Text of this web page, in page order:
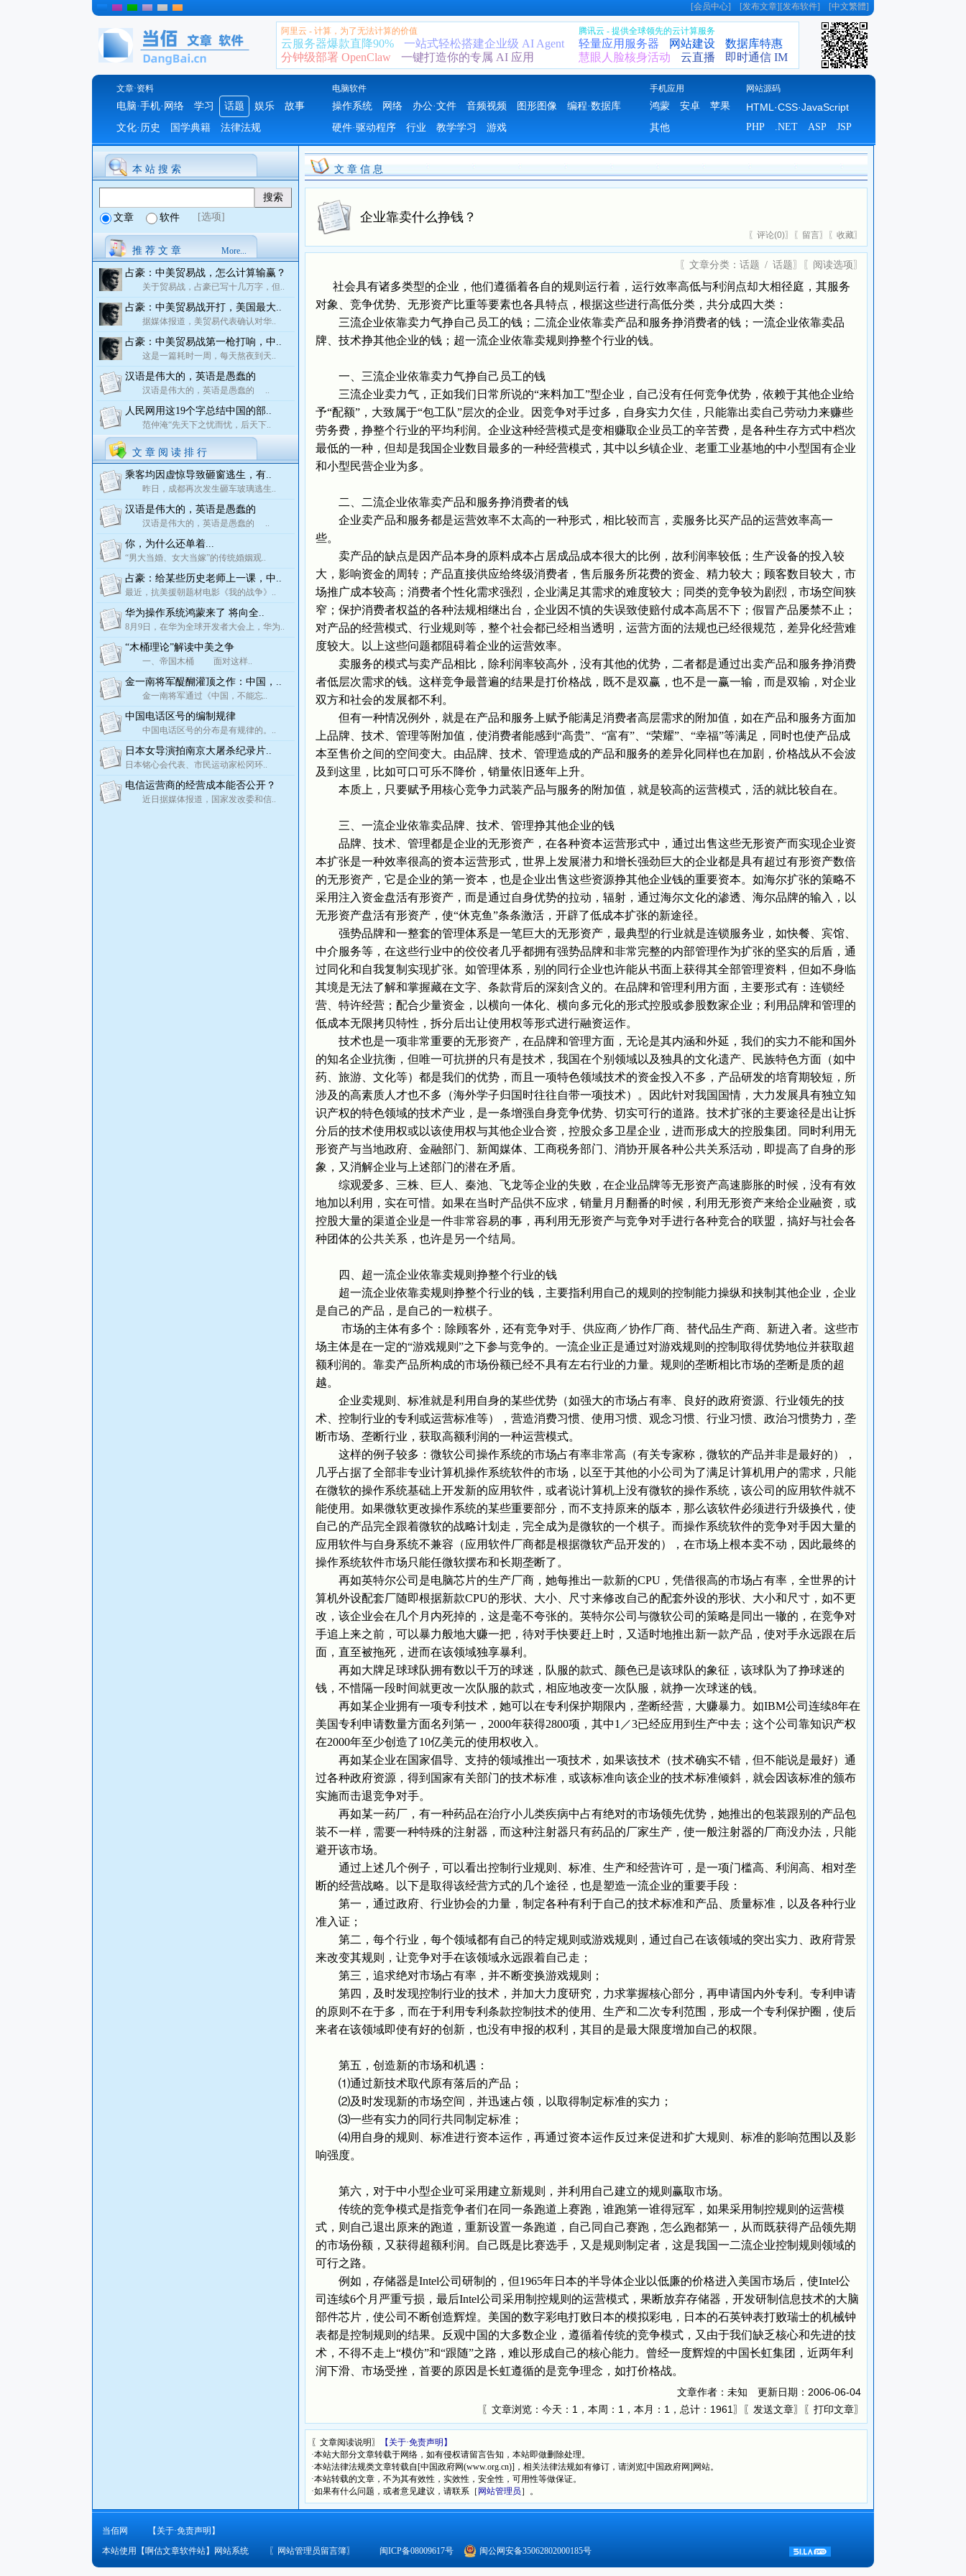
[会员中心] [发布文章][发布软件] [中文繁體]
阿里云 - 计算，为了无法计算的价值
云服务器爆款直降90%
一站式轻松搭建企业级 AI Agent
分钟级部署 OpenClaw
一键打造你的专属 AI 应用
腾讯云 - 提供全球领先的云计算服务
轻量应用服务器 网站建设
数据库特惠
慧眼人脸核身活动
云直播 即时通信 IM
文章·资料 电脑软件 手机应用 网站源码
电脑·手机·网络 学习 话题 娱乐
故事
文化·历史
国学典籍 法律法规
操作系统 网络 办公·文件 音频视频 图形图像
编程·数据库
硬件·驱动程序
行业 教学学习 游戏
鸿蒙 安卓
苹果
其他
HTML·CSS·JavaScript
PHP .NET ASP JSP
本 站 搜 索
文章 软件 [选项]
推 荐 文 章 More...
占豪：中美贸易战，怎么计算输赢？
关于贸易战，占豪已写十几万字，但..
占豪：中美贸易战开打，美国最大..
据媒体报道，美贸易代表确认对华..
占豪：中美贸易战第一枪打响，中..
这是一篇耗时一周，每天熬夜到天..
汉语是伟大的，英语是愚蠢的
汉语是伟大的，英语是愚蠢的 ..
人民网用这19个字总结中国的部..
范仲淹“先天下之忧而忧，后天下..
文 章 阅 读 排 行
乘客均因虚惊导致砸窗逃生，有..
昨日，成都再次发生砸车玻璃逃生..
汉语是伟大的，英语是愚蠢的
汉语是伟大的，英语是愚蠢的 ..
你，为什么还单着...
“男大当婚、女大当嫁”的传统婚姻观..
占豪：给某些历史老师上一课，中..
最近，抗美援朝题材电影《我的战争》..
华为操作系统鸿蒙来了 将向全..
8月9日，在华为全球开发者大会上，华为..
“木桶理论”解读中美之争
一、帝国木桶 面对这样..
金一南将军醍醐灌顶之作：中国，..
金一南将军通过《中国，不能忘..
中国电话区号的编制规律
中国电话区号的分布是有规律的。..
日本女导演拍南京大屠杀纪录片..
日本铭心会代表、市民运动家松冈环..
电信运营商的经营成本能否公开？
近日据媒体报道，国家发改委和信..
文 章 信 息
企业靠卖什么挣钱？
〖 评论(0)〗〖 留言〗〖 收藏〗
〖文章分类： 话题 / 话题〗〖 阅读选项〗
社会具有诸多类型的企业，他们遵循着各自的规则运行着，运行效率高低与利润点却大相径庭，其服务
对象、竞争优势、无形资产比重等要素也各具特点，根据这些进行高低分类，共分成四大类：
三流企业依靠卖力气挣自己员工的钱；二流企业依靠卖产品和服务挣消费者的钱；一流企业依靠卖品
牌、技术挣其他企业的钱；超一流企业依靠卖规则挣整个行业的钱。
一、三流企业依靠卖力气挣自己员工的钱
三流企业卖力气，正如我们日常所说的“来料加工”型企业，自己没有任何竞争优势，依赖于其他企业给
予“配额”，大致属于“包工队”层次的企业。因竞争对手过多，自身实力欠佳，只能靠出卖自己劳动力来赚些
劳务费，挣整个行业的平均利润。企业这种经营模式是变相赚取企业员工的辛苦费，是各种生存方式中档次
最低的一种，但却是我国企业数目最多的一种经营模式，其中以乡镇企业、老重工业基地的中小型国有企业
和小型民营企业为多。
二、二流企业依靠卖产品和服务挣消费者的钱
企业卖产品和服务都是运营效率不太高的一种形式，相比较而言，卖服务比买产品的运营效率高一
些。
卖产品的缺点是因产品本身的原料成本占居成品成本很大的比例，故利润率较低；生产设备的投入较
大，影响资金的周转；产品直接供应给终级消费者，售后服务所花费的资金、精力较大；顾客数目较大，市
场推广成本较高；消费者个性化需求强烈，企业满足其需求的难度较大；同类的竞争较为剧烈，市场空间狭
窄；保护消费者权益的各种法规相继出台，企业因不慎的失误致使赔付成本高居不下；假冒产品屡禁不止；
对产品的经营模式、行业规则等，整个社会都已经相当透明，运营方面的法规也已经很规范，差异化经营难
度较大。以上这些问题都阻碍着企业的运营效率。
卖服务的模式与卖产品相比，除利润率较高外，没有其他的优势，二者都是通过出卖产品和服务挣消费
者低层次需求的钱。这样竞争最普遍的结果是打价格战，既不是双赢，也不是一赢一输，而是双输，对企业
双方和社会的发展都不利。
但有一种情况例外，就是在产品和服务上赋予能满足消费者高层需求的附加值，如在产品和服务方面加
上品牌、技术、管理等附加值，使消费者能感到“高贵”、“富有”、“荣耀”、“幸福”等满足，同时也使产品成
本至售价之间的空间变大。由品牌、技术、管理造成的产品和服务的差异化同样也在加剧，价格战从不会波
及到这里，比如可口可乐不降价，销量依旧逐年上升。
本质上，只要赋予用核心竞争力武装产品与服务的附加值，就是较高的运营模式，活的就比较自在。
三、一流企业依靠卖品牌、技术、管理挣其他企业的钱
品牌、技术、管理都是企业的无形资产，在各种资本运营形式中，通过出售这些无形资产而实现企业资
本扩张是一种效率很高的资本运营形式，世界上发展潜力和增长强劲巨大的企业都是具有超过有形资产数倍
的无形资产，它是企业的第一资本，也是企业出售这些资源挣其他企业钱的重要资本。如海尔扩张的策略不
采用注入资金盘活有形资产，而是通过自身优势的拉动，辐射，通过海尔文化的渗透、海尔品牌的输入，以
无形资产盘活有形资产，使“休克鱼”条条激活，开辟了低成本扩张的新途径。
强势品牌和一整套的管理体系是一笔巨大的无形资产，最典型的行业就是连锁服务业，如快餐、宾馆、
中介服务等，在这些行业中的佼佼者几乎都拥有强势品牌和非常完整的内部管理作为扩张的坚实的后盾，通
过同化和自我复制实现扩张。如管理体系，别的同行企业也许能从书面上获得其全部管理资料，但如不身临
其境是无法了解和掌握藏在文字、条款背后的深刻含义的。在品牌和管理利用方面，主要形式有：连锁经
营、特许经营；配合少量资金，以横向一体化、横向多元化的形式控股或参股数家企业；利用品牌和管理的
低成本无限拷贝特性，拆分后出让使用权等形式进行融资运作。
技术也是一项非常重要的无形资产，在品牌和管理方面，无论是其内涵和外延，我们的实力不能和国外
的知名企业抗衡，但唯一可抗拼的只有是技术，我国在个别领域以及独具的文化遗产、民族特色方面（如中
药、旅游、文化等）都是我们的优势，而且一项特色领域技术的资金投入不多，产品研发的培育期较短，所
涉及的高素质人才也不多（海外学子归国时往往自带一项技术）。因此针对我国国情，大力发展具有独立知
识产权的特色领域的技术产业，是一条增强自身竞争优势、切实可行的道路。技术扩张的主要途径是出让拆
分后的技术使用权或以该使用权与其他企业合资，控股众多卫星企业，进而形成大的控股集团。同时利用无
形资产与当地政府、金融部门、新闻媒体、工商税务部门、消协开展各种公共关系活动，即提高了自身的形
象，又消解企业与上述部门的潜在矛盾。
综观爱多、三株、巨人、秦池、飞龙等企业的失败，在企业品牌等无形资产高速膨胀的时候，没有有效
地加以利用，实在可惜。如果在当时产品供不应求，销量月月翻番的时候，利用无形资产来给企业融资，或
控股大量的渠道企业是一件非常容易的事，再利用无形资产与竞争对手进行各种竞合的联盟，搞好与社会各
种团体的公共关系，也许是另一个结局。
四、超一流企业依靠卖规则挣整个行业的钱
超一流企业依靠卖规则挣整个行业的钱，主要指利用自己的规则的控制能力操纵和挟制其他企业，企业
是自己的产品，是自己的一粒棋子。
市场的主体有多个：除顾客外，还有竞争对手、供应商／协作厂商、替代品生产商、新进入者。这些市
场主体是在一定的“游戏规则”之下参与竞争的。一流企业正是通过对游戏规则的控制取得优势地位并获取超
额利润的。靠卖产品所构成的市场份额已经不具有左右行业的力量。规则的垄断相比市场的垄断是质的超
越。
企业卖规则、标准就是利用自身的某些优势（如强大的市场占有率、良好的政府资源、行业领先的技
术、控制行业的专利或运营标准等），营造消费习惯、使用习惯、观念习惯、行业习惯、政治习惯势力，垄
断市场、垄断行业，获取高额利润的一种运营模式。
这样的例子较多：微软公司操作系统的市场占有率非常高（有关专家称，微软的产品并非是最好的），
几乎占据了全部非专业计算机操作系统软件的市场，以至于其他的小公司为了满足计算机用户的需求，只能
在微软的操作系统基础上开发新的应用软件，或者说计算机上没有微软的操作系统，该公司的应用软件就不
能使用。如果微软更改操作系统的某些重要部分，而不支持原来的版本，那么该软件必须进行升级换代，使
自己的产品完全跟着微软的战略计划走，完全成为是微软的一个棋子。而操作系统软件的竞争对手因大量的
应用软件与自身系统不兼容（应用软件厂商都是根据微软产品开发的），在市场上根本卖不动，因此最终的
操作系统软件市场只能任微软摆布和长期垄断了。
再如英特尔公司是电脑芯片的生产厂商，她每推出一款新的CPU，凭借很高的市场占有率，全世界的计
算机外设配套厂随即根据新款CPU的形状、大小、尺寸来修改自己的配套外设的形状、大小和尺寸，如不更
改，该企业会在几个月内死掉的，这是毫不夸张的。英特尔公司与微软公司的策略是同出一辙的，在竞争对
手追上来之前，可以暴力般地大赚一把，待对手快要赶上时，又适时地推出新一款产品，使对手永远跟在后
面，直至被拖死，进而在该领域独享暴利。
再如大牌足球球队拥有数以千万的球迷，队服的款式、颜色已是该球队的象征，该球队为了挣球迷的
钱，不惜隔一段时间就更改一次队服的款式，相应地改变一次队服，就挣一次球迷的钱。
再如某企业拥有一项专利技术，她可以在专利保护期限内，垄断经营，大赚暴力。如IBM公司连续8年在
美国专利申请数量方面名列第一，2000年获得2800项，其中1／3已经应用到生产中去；这个公司靠知识产权
在2000年至少创造了10亿美元的使用权收入。
再如某企业在国家倡导、支持的领域推出一项技术，如果该技术（技术确实不错，但不能说是最好）通
过各种政府资源，得到国家有关部门的技术标准，或该标准向该企业的技术标准倾斜，就会因该标准的颁布
实施而击退竞争对手。
再如某一药厂，有一种药品在治疗小儿类疾病中占有绝对的市场领先优势，她推出的包装跟别的产品包
装不一样，需要一种特殊的注射器，而这种注射器只有药品的厂家生产，使一般注射器的厂商没办法，只能
避开该市场。
通过上述几个例子，可以看出控制行业规则、标准、生产和经营许可，是一项门槛高、利润高、相对垄
断的经营战略。以下是取得该经营方式的几个途径，也是塑造一流企业的重要手段：
第一，通过政府、行业协会的力量，制定各种有利于自己的技术标准和产品、质量标准，以及各种行业
准入证；
第二，每个行业，每个领域都有自己的特定规则或游戏规则，通过自己在该领域的突出实力、政府背景
来改变其规则，让竞争对手在该领域永远跟着自己走；
第三，追求绝对市场占有率，并不断变换游戏规则；
第四，及时发现控制行业的技术，并加大力度研究，力求掌握核心部分，再申请国内外专利。专利申请
的原则不在于多，而在于利用专利条款控制技术的使用、生产和二次专利范围，形成一个专利保护圈，使后
来者在该领域即使有好的创新，也没有申报的权利，其目的是最大限度增加自己的权限。
第五，创造新的市场和机遇：
⑴通过新技术取代原有落后的产品；
⑵及时发现新的市场空间，并迅速占领，以取得制定标准的实力；
⑶一些有实力的同行共同制定标准；
⑷用自身的规则、标准进行资本运作，再通过资本运作反过来促进和扩大规则、标准的影响范围以及影
响强度。
第六，对于中小型企业可采用建立新规则，并利用自己建立的规则赢取市场。
传统的竞争模式是指竞争者们在同一条跑道上赛跑，谁跑第一谁得冠军，如果采用制控规则的运营模
式，则自己退出原来的跑道，重新设置一条跑道，自己同自己赛跑，怎么跑都第一，从而既获得产品领先期
的市场份额，又获得超额利润。自己既是比赛选手，又是规则制定者，这是我国一二流企业控制规则领域的
可行之路。
例如，存储器是Intel公司研制的，但1965年日本的半导体企业以低廉的价格进入美国市场后，使Intel公
司连续6个月严重亏损，最后Intel公司采用制控规则的运营模式，果断放弃存储器，开发研制信息技术的大脑
部件芯片，使公司不断创造辉煌。美国的数字彩电打败日本的模拟彩电，日本的石英钟表打败瑞士的机械钟
表都是控制规则的结果。反观中国的大多数企业，遵循着传统的竞争模式，又由于我们缺乏核心和先进的技
术，不得不走上“模仿”和“跟随”之路，难以形成自己的核心能力。曾经一度辉煌的中国长虹集团，近两年利
润下滑、市场受挫，首要的原因是长虹遵循的是竞争理念，如打价格战。
文章作者：未知 更新日期： 2006-06-04
〖文章浏览： 今天：1，本周：1，本月：1，总计：1961〗〖 发送文章〗〖 打印文章〗
〖文章阅读说明〗
【关于·免责声明】
·本站大部分文章转载于网络，如有侵权请留言告知，本站即做删除处理。
·本站法律法规类文章转载自[中国政府网(www.org.cn)]，相关法律法规如有修订，请浏览[中国政府网]网站。
·本站转载的文章，不为其有效性，实效性，安全性，可用性等做保证。
·如果有什么问题，或者意见建议，请联系［ 网站管理员 ］。
当佰网
【关于·免责声明】
本站使用【啊估文章软件站】网站系统
〖 网站管理员留言簿〗 闽ICP备08009617号 闽公网安备35062802000185号